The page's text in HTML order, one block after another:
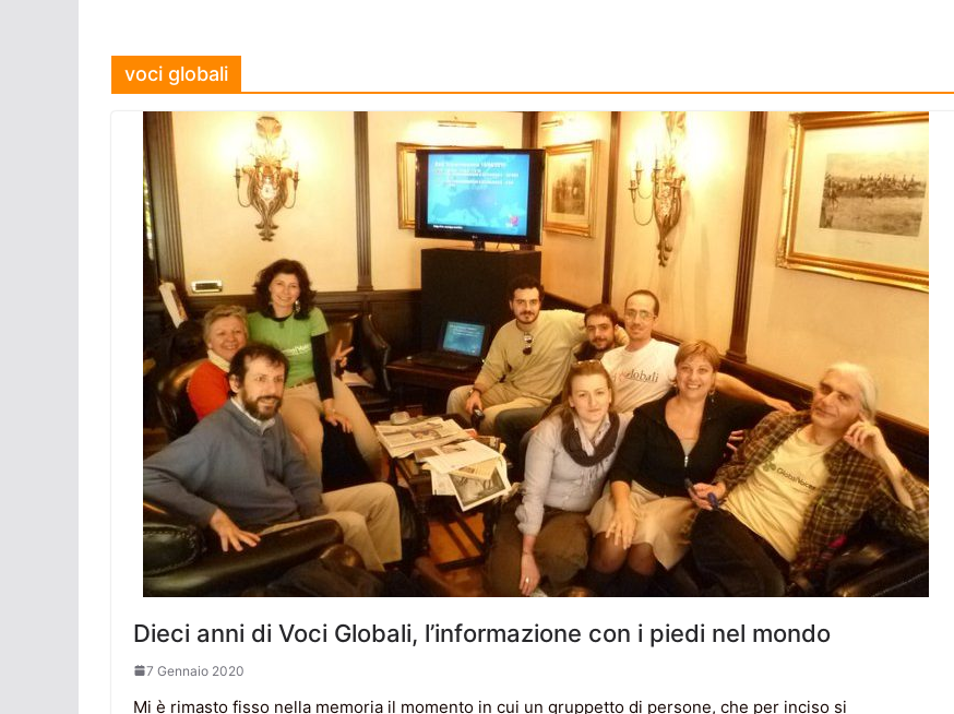
voci globali
Dieci anni di Voci Globali, l’informazione con i piedi nel mondo
7 Gennaio 2020
Mi è rimasto fisso nella memoria il momento in cui un gruppetto di persone, che per inciso si